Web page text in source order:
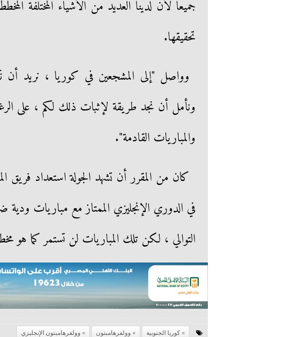
جميعًا لأن لدينا العديد من الأشياء المختلفة
تحقيقها.
وواصل "إلى المشجعين في كوريا ، نريد أن
ونأمل أن نجد طريقة لإثبات ذلك لكم ، على الرغم
والمباريات القادمة".
في الدوري الإنجليزي الممتاز مع مباريات
التوالي ، لكن تلك المباريات لن تستمر كما هو
كوريا الجنوبية وولفرهامبتون وولفرهامبتون الإنجليزي